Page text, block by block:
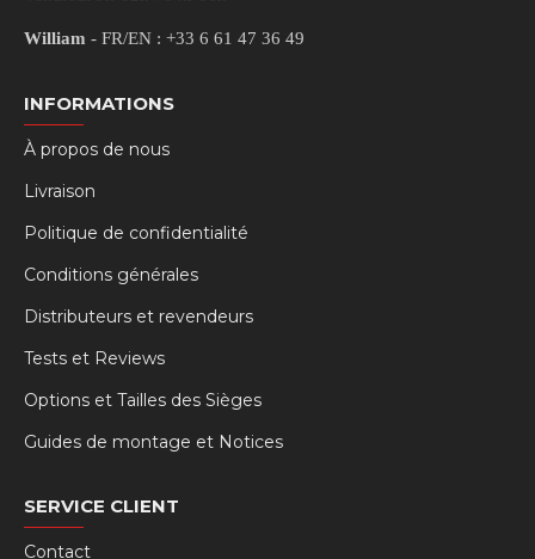
William - FR/EN : +33 6 61 47 36 49
INFORMATIONS
À propos de nous
Livraison
Politique de confidentialité
Conditions générales
Distributeurs et revendeurs
Tests et Reviews
Options et Tailles des Sièges
Guides de montage et Notices
SERVICE CLIENT
Contact